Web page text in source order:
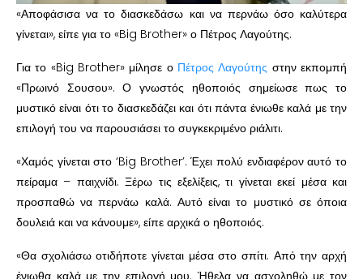
«Αποφάσισα να το διασκεδάσω και να περνάω όσο καλύτερα
γίνεται», είπε για το «Big Brother» ο Πέτρος Λαγούτης.
Για το «Big Brother» μίλησε ο Πέτρος Λαγούτης στην εκπομπή
«Πρωινό Σουσου». Ο γνωστός ηθοποιός σημείωσε πως το
μυστικό είναι ότι το διασκεδάζει και ότι πάντα ένιωθε καλά με την
επιλογή του να παρουσιάσει το συγκεκριμένο ριάλιτι.
«Χαμός γίνεται στο ‘Big Brother’. Έχει πολύ ενδιαφέρον αυτό το
πείραμα – παιχνίδι. Ξέρω τις εξελίξεις, τι γίνεται εκεί μέσα και
προσπαθώ να περνάω καλά. Αυτό είναι το μυστικό σε όποια
δουλειά και να κάνουμε», είπε αρχικά ο ηθοποιός.
«Θα σχολιάσω οτιδήποτε γίνεται μέσα στο σπίτι. Από την αρχή
ένιωθα καλά με την επιλογή μου. Ήθελα να ασχοληθώ με τον